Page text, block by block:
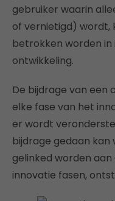
gebruiker waarin
of vernietigd) wordt,
betrokken worden
ontwikkeling.
De bijdrage van een
elke fase van het
er wordt
bijdrage gedaan kan
gelinked worden
innovatie fasen,